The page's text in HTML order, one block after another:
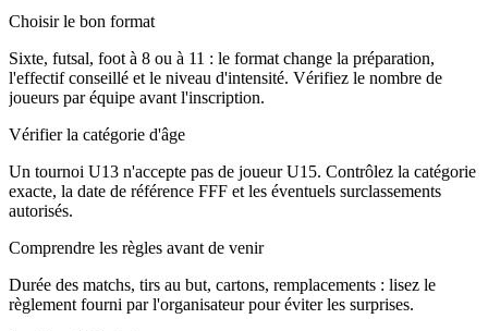
Choisir le bon format
Sixte, futsal, foot à 8 ou à 11 : le format change la préparation,
l'effectif conseillé et le niveau d'intensité. Vérifiez le nombre de
joueurs par équipe avant l'inscription.
Vérifier la catégorie d'âge
Un tournoi U13 n'accepte pas de joueur U15. Contrôlez la catégorie
exacte, la date de référence FFF et les éventuels surclassements
autorisés.
Comprendre les règles avant de venir
Durée des matchs, tirs au but, cartons, remplacements : lisez le
règlement fourni par l'organisateur pour éviter les surprises.